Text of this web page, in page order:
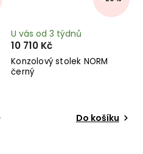
Konzolový stolek NORM
černý
U vás od 3 týdnů
10 710 Kč
Do košíku